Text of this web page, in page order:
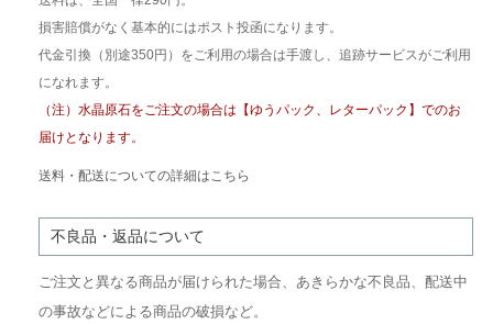
損害賠償がなく基本的にはポスト投函になります。
代金引換（別途350円）をご利用の場合は手渡し、追跡サービスがご利用
になれます。
（注）水晶原石をご注文の場合は【ゆうパック、レターパック】でのお
届けとなります。
送料・配送についての詳細はこちら
不良品・返品について
ご注文と異なる商品が届けられた場合、あきらかな不良品、配送中
の事故などによる商品の破損など。